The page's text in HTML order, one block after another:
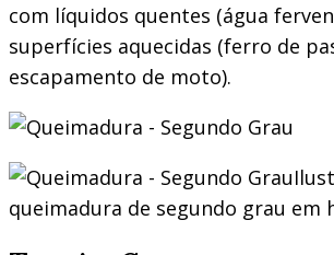
com líquidos quentes (água
superfícies aquecidas (ferro de
escapamento de moto).
queimadura de segundo grau em